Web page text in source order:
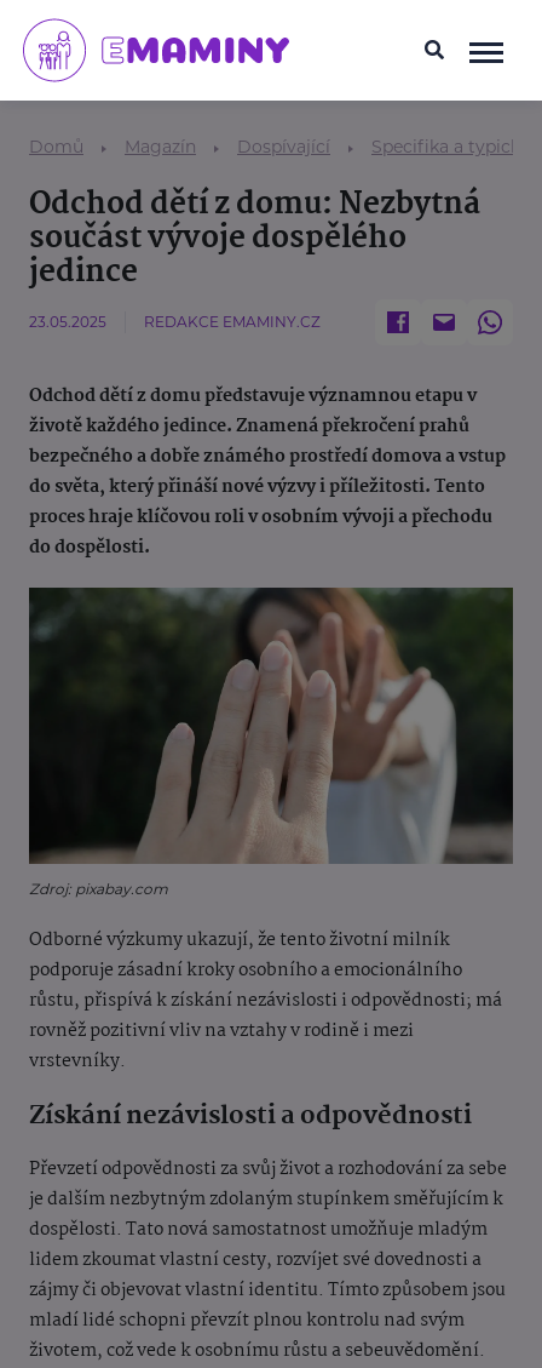
Domů Magazín Dospívající Specifika a typické
Odchod dětí z domu: Nezbytná
součást vývoje dospělého
jedince
23.05.2025 REDAKCE EMAMINY.CZ
Odchod dětí z domu představuje významnou etapu v
životě každého jedince. Znamená překročení prahů
bezpečného a dobře známého prostředí domova a vstup
do světa, který přináší nové výzvy i příležitosti. Tento
proces hraje klíčovou roli v osobním vývoji a přechodu
do dospělosti.
Zdroj: pixabay.com
Odborné výzkumy ukazují, že tento životní milník
podporuje zásadní kroky osobního a emocionálního
růstu, přispívá k získání nezávislosti i odpovědnosti; má
rovněž pozitivní vliv na vztahy v rodině i mezi
vrstevníky.
Získání nezávislosti a odpovědnosti
Převzetí odpovědnosti za svůj život a rozhodování za sebe
je dalším nezbytným zdolaným stupínkem směřujícím k
dospělosti. Tato nová samostatnost umožňuje mladým
lidem zkoumat vlastní cesty, rozvíjet své dovednosti a
zájmy či objevovat vlastní identitu. Tímto způsobem jsou
mladí lidé schopni převzít plnou kontrolu nad svým
životem, což vede k osobnímu růstu a sebeuvědomění.